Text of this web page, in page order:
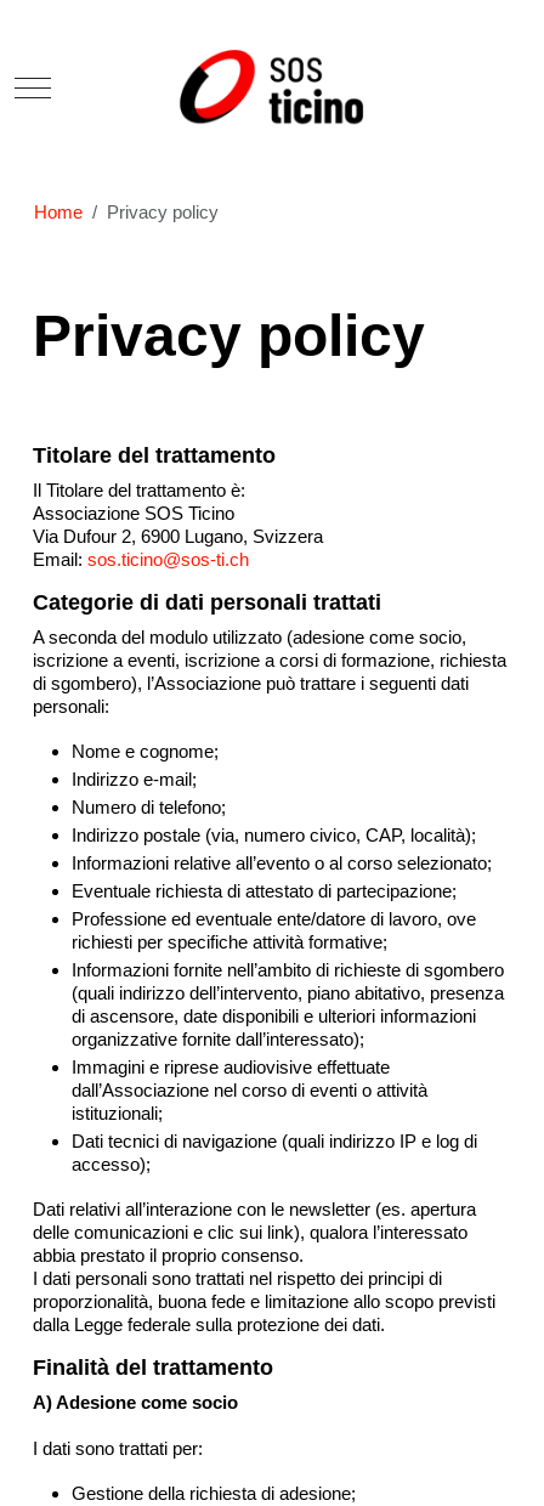
Mobile Menu Toggle
Home Privacy policy
Privacy policy
Titolare del trattamento
Il Titolare del trattamento è:
Associazione SOS Ticino
Via Dufour 2, 6900 Lugano, Svizzera
Email: sos.ticino@sos-ti.ch
Categorie di dati personali trattati
A seconda del modulo utilizzato (adesione come socio,
iscrizione a eventi, iscrizione a corsi di formazione, richiesta
di sgombero), l’Associazione può trattare i seguenti dati
personali:
Nome e cognome;
Indirizzo e-mail;
Numero di telefono;
Indirizzo postale (via, numero civico, CAP, località);
Informazioni relative all’evento o al corso selezionato;
Eventuale richiesta di attestato di partecipazione;
Professione ed eventuale ente/datore di lavoro, ove
richiesti per specifiche attività formative;
Informazioni fornite nell’ambito di richieste di sgombero
(quali indirizzo dell’intervento, piano abitativo, presenza
di ascensore, date disponibili e ulteriori informazioni
organizzative fornite dall’interessato);
Immagini e riprese audiovisive effettuate
dall’Associazione nel corso di eventi o attività
istituzionali;
Dati tecnici di navigazione (quali indirizzo IP e log di
accesso);
Dati relativi all’interazione con le newsletter (es. apertura
delle comunicazioni e clic sui link), qualora l’interessato
abbia prestato il proprio consenso.
I dati personali sono trattati nel rispetto dei principi di
proporzionalità, buona fede e limitazione allo scopo previsti
dalla Legge federale sulla protezione dei dati.
Finalità del trattamento
A) Adesione come socio
I dati sono trattati per:
Gestione della richiesta di adesione;